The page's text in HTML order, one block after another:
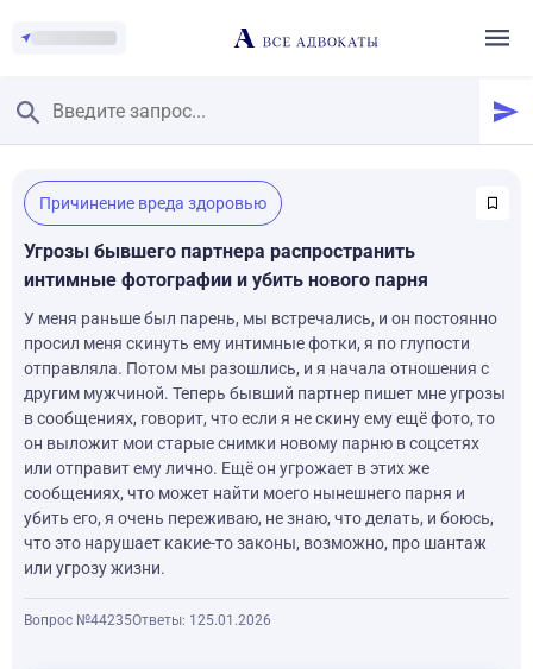
Главная
/
Смотреть заданные вопросы
/
Задать вопрос
Причинение вреда здоровью
Угрозы бывшего партнера распространить
интимные фотографии и убить нового парня
У меня раньше был парень, мы встречались, и он постоянно
просил меня скинуть ему интимные фотки, я по глупости
отправляла. Потом мы разошлись, и я начала отношения с
другим мужчиной. Теперь бывший партнер пишет мне угрозы
в сообщениях, говорит, что если я не скину ему ещё фото, то
он выложит мои старые снимки новому парню в соцсетях
или отправит ему лично. Ещё он угрожает в этих же
сообщениях, что может найти моего нынешнего парня и
убить его, я очень переживаю, не знаю, что делать, и боюсь,
что это нарушает какие-то законы, возможно, про шантаж
или угрозу жизни.
Вопрос №44235Ответы: 1 25.01.2026